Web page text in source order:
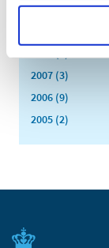
2010 (7)
2007 (3)
2006 (9)
2005 (2)